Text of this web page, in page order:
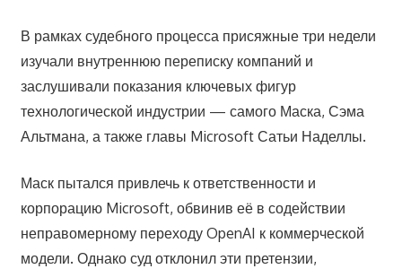
В рамках судебного процесса присяжные три недели
изучали внутреннюю переписку компаний и
заслушивали показания ключевых фигур
технологической индустрии — самого Маска, Сэма
Альтмана, а также главы Microsoft Сатьи Наделлы.
Маск пытался привлечь к ответственности и
корпорацию Microsoft, обвинив её в содействии
неправомерному переходу OpenAI к коммерческой
модели. Однако суд отклонил эти претензии,